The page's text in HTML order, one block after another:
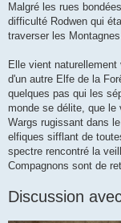
Malgré les rues
difficulté Rodwen qui
traverser les
Elle vient
d'un autre Elfe de la
quelques pas qui les
monde se délite, que
Wargs rugissant dans
elfiques sifflant de
spectre rencontré la
Compagnons sont de
Discussion